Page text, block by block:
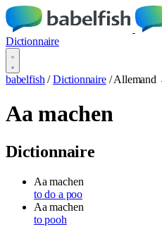
Dictionnaire
babelfish / Dictionnaire / Allemand
Aa machen
Dictionnaire
Aa machen
to do a poo
Aa machen
to pooh